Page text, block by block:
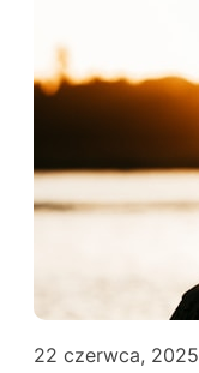
22 czerwca, 2025